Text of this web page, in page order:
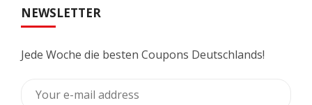
NEWSLETTER
Jede Woche die besten Coupons Deutschlands!